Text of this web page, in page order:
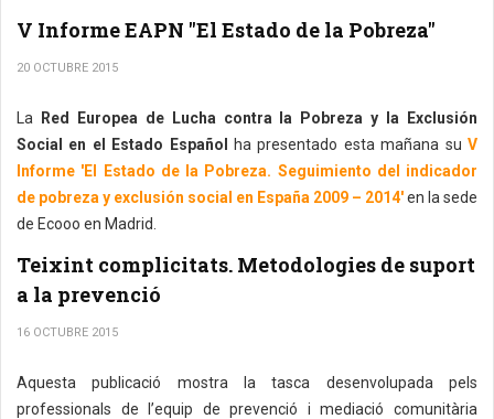
V Informe EAPN "El Estado de la Pobreza"
20 OCTUBRE 2015
La
Red Europea de Lucha contra la Pobreza y la Exclusión
Social en el Estado Español
ha presentado esta mañana su V
Informe 'El Estado de la Pobreza. Seguimiento del indicador
de pobreza y exclusión social en España 2009 – 2014'en la sede
de Ecooo en Madrid.
Teixint complicitats. Metodologies de suport
a la prevenció
16 OCTUBRE 2015
Aquesta publicació mostra la tasca desenvolupada pels
professionals de l’equip de prevenció i mediació comunitària